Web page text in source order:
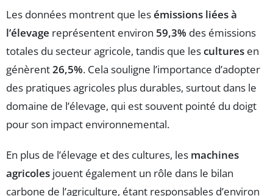
Les données montrent que lesémissions liées à
l’élevage représentent environ 59,3% des émissions
totales du secteur agricole, tandis que lescultures en
génèrent26,5%. Cela souligne l’importance d’adopter
des pratiques agricoles plus durables, surtout dans le
domaine de l’élevage, qui est souvent pointé du doigt
pour son impact environnemental.
En plus de l’élevage et des cultures, les machines
agricoles jouent également un rôle dans le bilan
carbone de l’agriculture, étant responsables d’environ